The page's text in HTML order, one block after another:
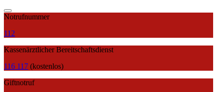
Notrufnummer
112
Kassenärztlicher Bereitschaftsdienst
116 117 (kostenlos)
Giftnotruf